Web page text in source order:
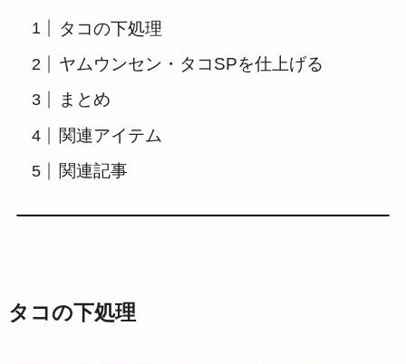
タコの下処理
ヤムウンセン・タコSPを仕上げる
まとめ
関連アイテム
関連記事
タコの下処理